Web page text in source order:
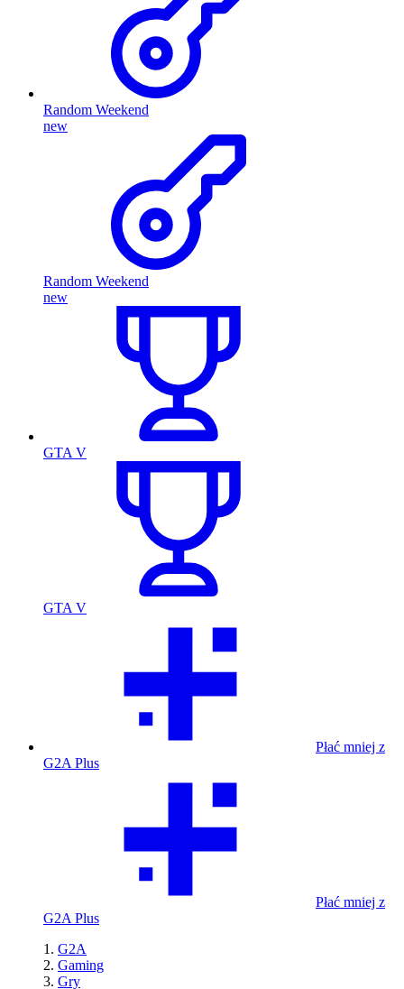
Random Weekend
new
Random Weekend
new
GTA V
GTA V
Płać mniej z
G2A Plus
Płać mniej z
G2A Plus
G2A
Gaming
Gry